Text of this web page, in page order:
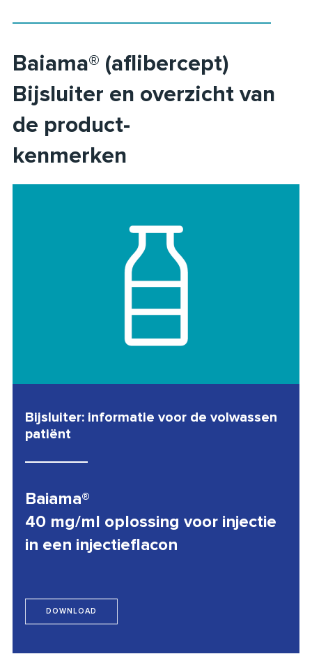
Baiama® (aflibercept)
Bijsluiter en overzicht van
de product-
kenmerken
Bijsluiter: informatie voor de volwassen
patiënt
Baiama®
40 mg/ml oplossing voor injectie
in een injectieflacon
DOWNLOAD